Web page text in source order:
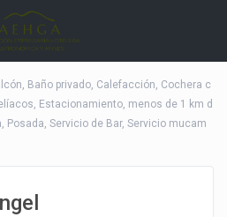
, Baño privado, Calefacción, Cochera c
, Estacionamiento, menos de 1 km d
, Posada,Servicio de Bar,Servicio mucam